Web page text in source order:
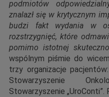
podmiotów
znalazł się w krytycznym
budzi fakt wydania w
rozstrzygnięć, które
pomimo istotnej
wspólnym piśmie do
trzy organizacje
Stowarzyszenie
Stowarzyszenie